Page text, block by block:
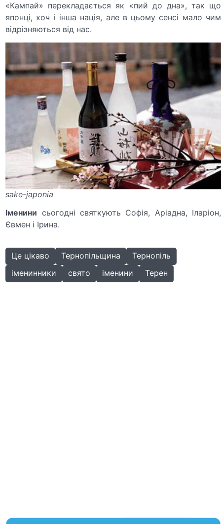
«Кампай» перекладається як «пий до дна», так що
японці, хоч і інша нація, але в цьому сенсі мало чим
відрізняються від нас.
sake-japonia
Іменини сьогодні святкують Софія, Аріадна, Іларіон,
Євмен і Ірина.
Це цікаво Тернопільщина
Тернопіль
іменинники
свято іменини Терен